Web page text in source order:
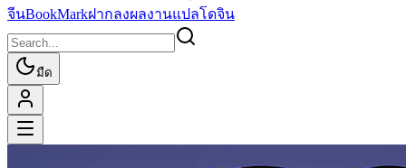
จีนBookMarkฝากลงผลงานแปลโดจิน
มืด